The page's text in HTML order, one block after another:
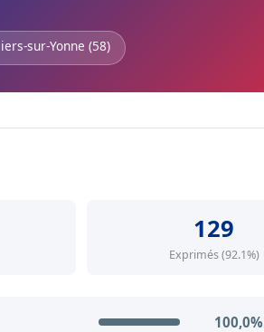
sur-Yonne (58)
129
Exprimés (92.1%)
100,0%